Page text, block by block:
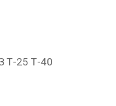
Т-25 Т-40